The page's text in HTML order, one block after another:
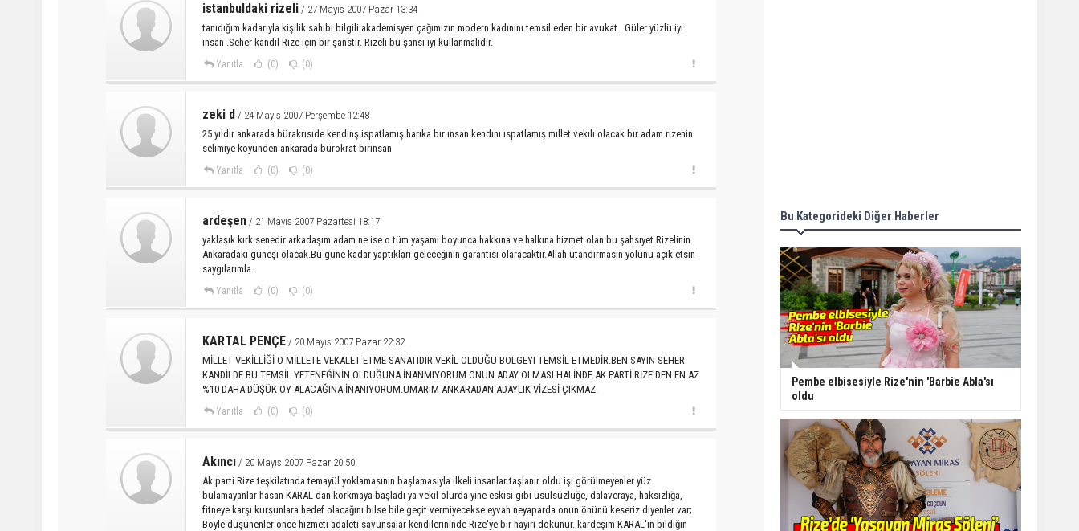
istanbuldaki rizeli / 27 Mayıs 2007 Pazar 13:34
tanıdığım kadarıyla kişilik sahibi bilgili akademisyen çağımızın modern kadınını temsil eden bir avukat . Güler yüzlü iyi
insan .Seher kandil Rize için bir şanstır. Rizeli bu şansi iyi kullanmalıdır.
Yanıtla (0) (0)
zeki d / 24 Mayıs 2007 Perşembe 12:48
25 yıldır ankarada bürakrısıde kendinş ispatlamış harıka bır ınsan kendını ıspatlamış mıllet vekılı olacak bır adam rizenin
selimiye köyünden ankarada bürokrat bırinsan
Yanıtla (0) (0)
ardeşen / 21 Mayıs 2007 Pazartesi 18:17
yaklaşık kırk senedir arkadaşım adam ne ise o tüm yaşamı boyunca hakkına ve halkına hizmet olan bu şahsıyet Rizelinin
Ankaradaki güneşi olacak.Bu güne kadar yaptıkları geleceğinin garantisi olaracaktır.Allah utandırmasın yolunu açık etsin
saygılarımla.
Yanıtla (0) (0)
KARTAL PENÇE / 20 Mayıs 2007 Pazar 22:32
MİLLET VEKİLLİĞİ O MİLLETE VEKALET ETME SANATIDIR.VEKİL OLDUĞU BOLGEYI TEMSİL ETMEDİR.BEN SAYIN SEHER
KANDİLDE BU TEMSİL YETENEĞİNİN OLDUĞUNA İNANMIYORUM.ONUN ADAY OLMASI HALİNDE AK PARTİ RİZE'DEN EN AZ
%10 DAHA DÜŞÜK OY ALACAĞINA İNANIYORUM.UMARIM ANKARADAN ADAYLIK VİZESİ ÇIKMAZ.
Yanıtla (0) (0)
Akıncı / 20 Mayıs 2007 Pazar 20:50
Ak parti Rize teşkilatında temayül yoklamasının başlamasıyla ilkeli insanlar taşlanır oldu işi görülmeyenler yüz
bulamayanlar hasan KARAL dan korkmaya başladı ya vekil olurda yine eskisi gibi üsülsüzlüğe, dalaveraya, haksızlığa,
fitneye karşı kurşunlara hedef olacağını bilse bile geçit vermiyecekse eyvah neyaparda onun önünü keseriz diyenler var;
Böyle düşünenler önce hizmeti adaleti savunsalar kendilerininde Rize'ye bir hayırı dokunur. kardeşim KARAL'ın bildiğin
Bu Kategorideki Diğer Haberler
Pembe elbisesiyle Rize'nin 'Barbie Abla'sı
oldu